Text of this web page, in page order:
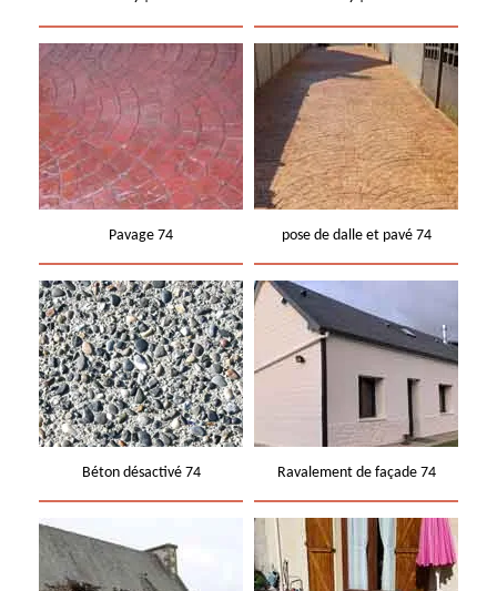
Pavage 74 pose de dalle et pavé 74
Béton désactivé 74 Ravalement de façade 74